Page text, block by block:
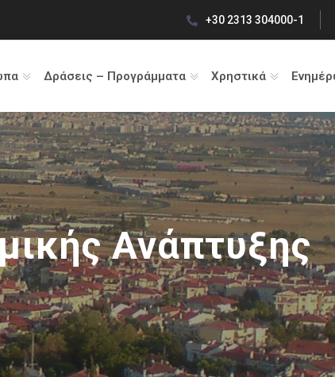
+30 2313 304000-1
Δράσεις – Προγράμματα Χρηστικά
Ανάπτυξης